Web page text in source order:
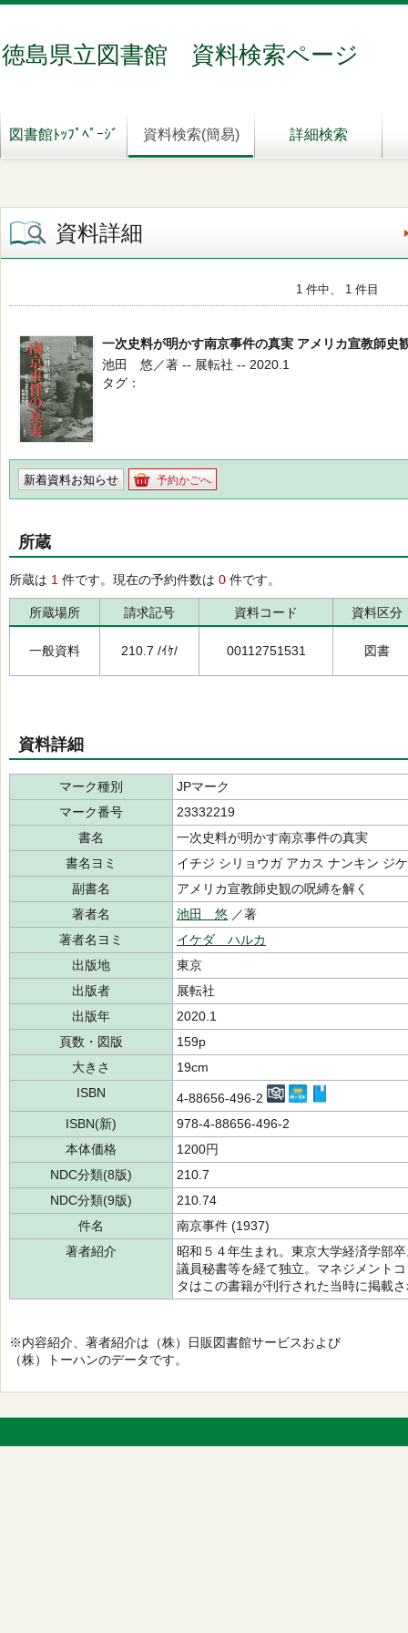
徳島県立図書館 資料検索ページ
図書館ﾄｯﾌﾟﾍﾟｰｼﾞ 資料検索(簡易) 詳細検索
資料詳細
1 件中、 1 件目
一次史料が明かす南京事件の真実 アメリカ宣教師史
池田 悠／著 -- 展転社 -- 2020.1
タグ
新着資料お知らせ 予約かごへ
所蔵
所蔵は 1 件です。現在の予約件数は 0 件です。
所蔵場所 請求記号 資料コード 資料区分
一般資料 210.7 /ｲｹ/ 00112751531 図書
資料詳細
マーク種別
JPマーク
マーク番号
23332219
書名
一次史料が明かす南京事件の真実
書名ヨミ
イチジ シリョウガ アカス ナンキン ジ
副書名
アメリカ宣教師史観の呪縛を解く
著者名
池田 悠 ／著
著者名ヨミ
イケダ ハルカ
出版地
東京
出版者
展転社
出版年
2020.1
頁数・図版
159p
大きさ
19cm
ISBN
4-88656-496-2
ISBN(新)
978-4-88656-496-2
本体価格
1200円
NDC分類(8版)
210.7
NDC分類(9版)
210.74
件名
南京事件 (1937)
著者紹介
昭和５４年生まれ。東京大学経済学部
議員秘書等を経て独立。マネジメント
タはこの書籍が刊行された当時に掲載
※内容紹介、著者紹介は（株）日販図書館サービスおよび
（株）トーハンのデータです。